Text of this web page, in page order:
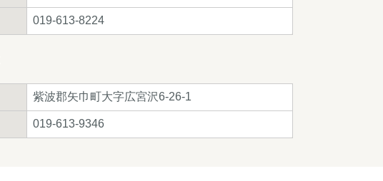
019-613-8224
紫波郡矢巾町大字広宮沢6-26-1
019-613-9346